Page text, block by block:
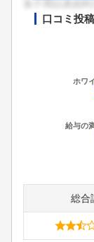
口コミ投
総合